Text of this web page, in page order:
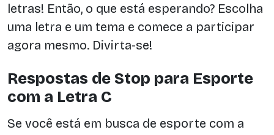
letras! Então, o que está esperando? Escolha
uma letra e um tema e comece a participar
agora mesmo. Divirta-se!
Respostas de Stop para Esporte
com a Letra C
Se você está em busca de esporte com a